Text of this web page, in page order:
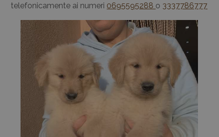
telefonicamente ai numeri 0695595288 o 3337786777